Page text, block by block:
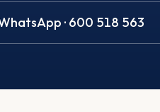
· 600 518 563